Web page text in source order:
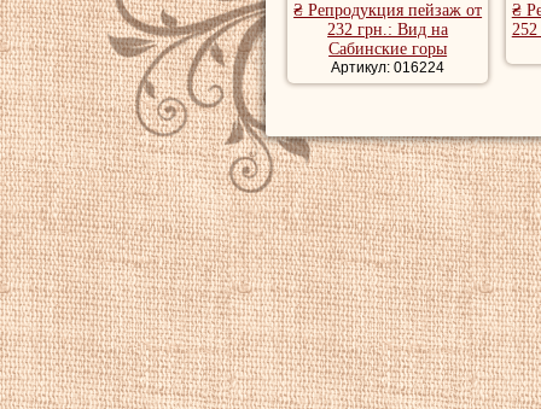
₴ Репродукция пейзаж от
232 грн.: Вид на
Сабинские горы
Артикул: 016224
₴